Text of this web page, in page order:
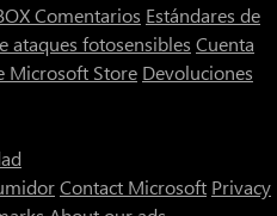
Comentarios Estándares de
ataques fotosensibles Cuenta
Microsoft Store Devoluciones
Contact Microsoft Privacy